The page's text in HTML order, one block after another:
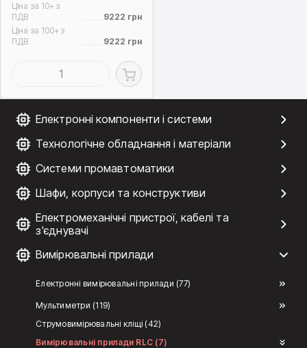
Електронні компоненти і системи
Технологічне обладнання і матеріали
Системи промавтоматики
Шафи, корпуси та конструктиви
Електромеханічні пристрої, кабелі та
з'єднувачі
Вимірювальні прилади
Електронні вимірювальні прилади (77)
Мультиметри (119)
Струмовимірювальні кліщі (42)
Вимірювальні прилади RLC (7)
Ціна за 10+ з
ПДВ
9222 грн
Ціна за 100+ з
ПДВ
9222 грн